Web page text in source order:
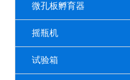
微孔板孵育器
摇瓶机
试验箱